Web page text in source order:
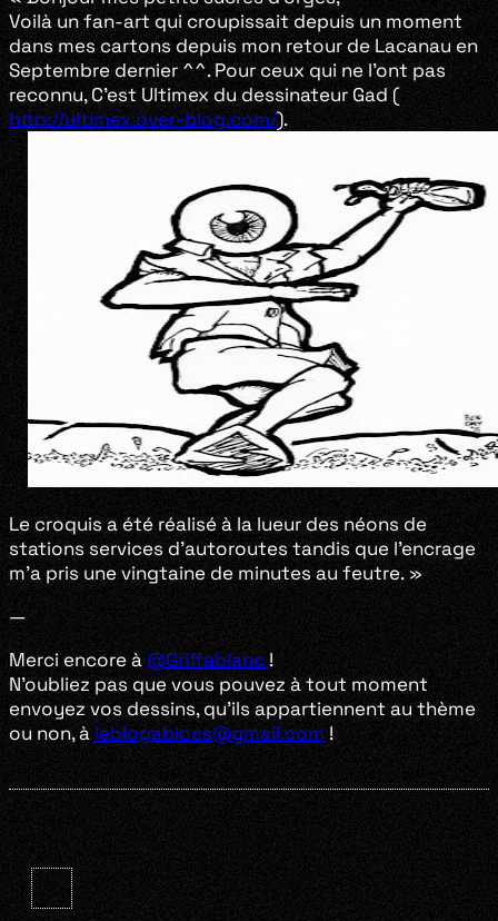
Voilà un fan-art qui croupissait depuis un moment
dans mes cartons depuis mon retour de Lacanau en
Septembre dernier ^^. Pour ceux qui ne l’ont pas
reconnu, C’est Ultimex du dessinateur Gad (
http://ultimex.over-blog.com/).
Le croquis a été réalisé à la lueur des néons de
stations services d’autoroutes tandis que l’encrage
m’a pris une vingtaine de minutes au feutre. »
—
Merci encore à @Griffablanc !
N’oubliez pas que vous pouvez à tout moment
envoyez vos dessins, qu’ils appartiennent au thème
ou non, à leblogablocs@gmail.com !